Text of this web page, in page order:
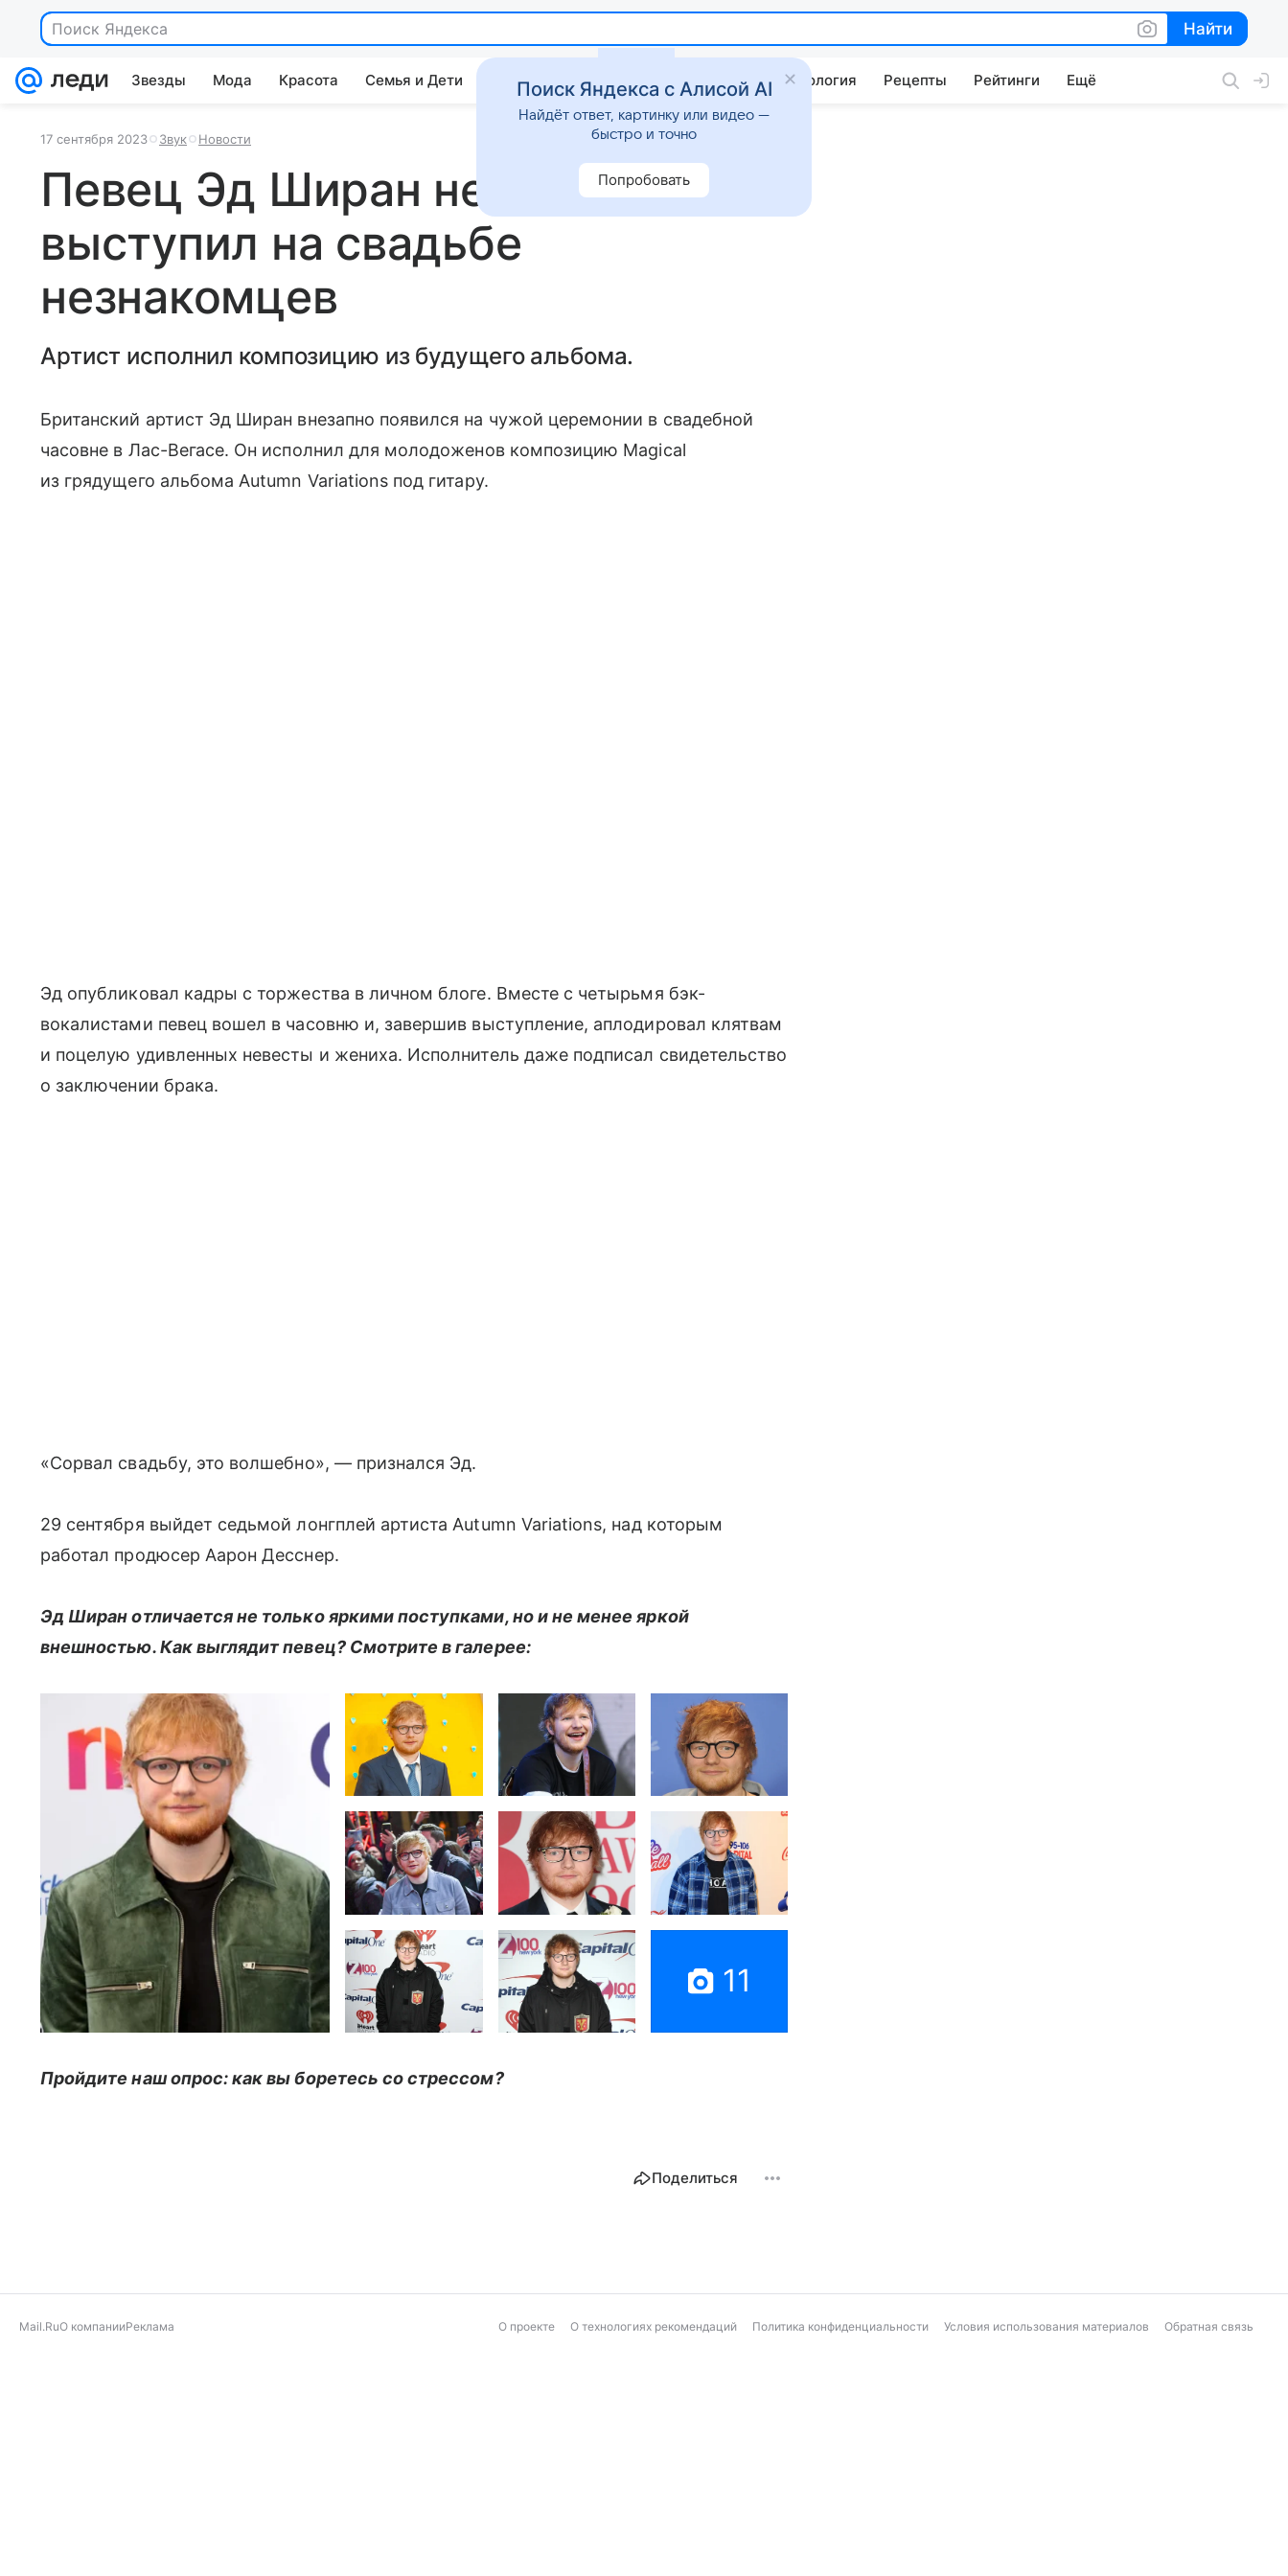
Поиск Яндекса Найти
Найти
Звезды Мода Красота Семья и Дети Дом Гороскопы Стиль жизни Психология Рецепты Рейтинги Ещё
17 сентября 2023 Звук Новости
Певец Эд Ширан неожиданно
выступил на свадьбе
незнакомцев
Артист исполнил композицию из будущего альбома.
Британский артист Эд Ширан внезапно появился на чужой церемонии в свадебной
часовне в Лас-Вегасе. Он исполнил для молодоженов композицию Magical
из грядущего альбома Autumn Variations под гитару.
Эд опубликовал кадры с торжества в личном блоге. Вместе с четырьмя бэк-
вокалистами певец вошел в часовню и, завершив выступление, аплодировал клятвам
и поцелую удивленных невесты и жениха. Исполнитель даже подписал свидетельство
о заключении брака.
«Сорвал свадьбу, это волшебно», — признался Эд.
29 сентября выйдет седьмой лонгплей артиста Autumn Variations, над которым
работал продюсер Аарон Десснер.
Эд Ширан отличается не только яркими поступками, но и не менее яркой
внешностью. Как выглядит певец? Смотрите в галерее:
11
Пройдите наш опрос: как вы боретесь со стрессом?
Поделиться
Mail.RuО компанииРеклама О проекте О технологиях рекомендаций Политика конфиденциальности Условия использования материалов Обратная связь
Поиск Яндекса с Алисой AI
Найдёт ответ, картинку или видео —
быстро и точно
Попробовать